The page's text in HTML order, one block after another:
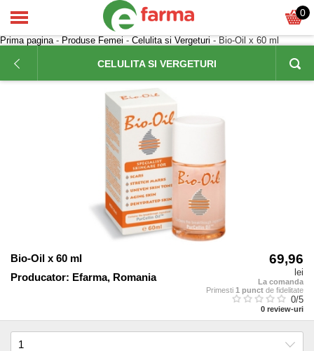
0
Prima pagina- Produse Femei - Celulita si Vergeturi - Bio‑Oil x 60 ml
CELULITA SI VERGETURI
Bio‑Oil x 60 ml
Producator: Efarma, Romania
69,96
lei
La comanda
Primesti 1 punct de fidelitate
0/5
0 review-uri